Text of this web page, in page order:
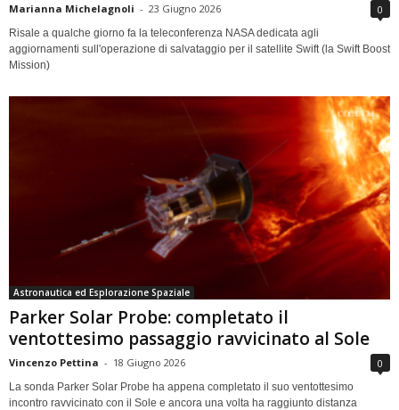
Marianna Michelagnoli - 23 Giugno 2026 0
Risale a qualche giorno fa la teleconferenza NASA dedicata agli
aggiornamenti sull'operazione di salvataggio per il satellite Swift (la Swift Boost
Mission)
Astronautica ed Esplorazione Spaziale
Parker Solar Probe: completato il
ventottesimo passaggio ravvicinato al Sole
Vincenzo Pettina - 18 Giugno 2026 0
La sonda Parker Solar Probe ha appena completato il suo ventottesimo
incontro ravvicinato con il Sole e ancora una volta ha raggiunto distanza